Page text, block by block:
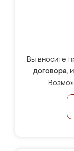
Вы вносите
договора,